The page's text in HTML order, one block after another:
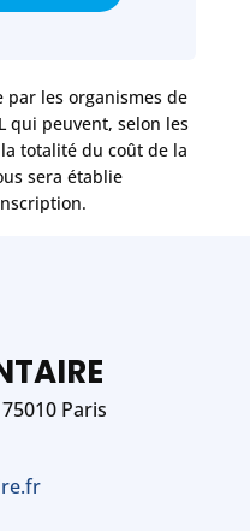
les organismes de
qui peuvent, selon les
totalité du coût de la
sera établie
Paris